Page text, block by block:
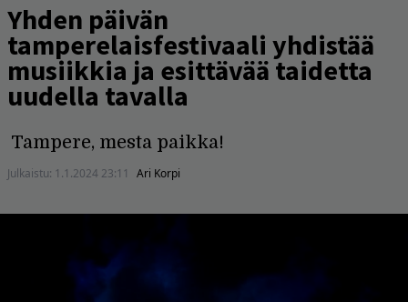
Yhden päivän
tamperelaisfestivaali yhdistää
musiikkia ja esittävää taidetta
uudella tavalla
Tampere, mesta paikka!
Julkaistu: 1.1.2024 23:11 Ari Korpi